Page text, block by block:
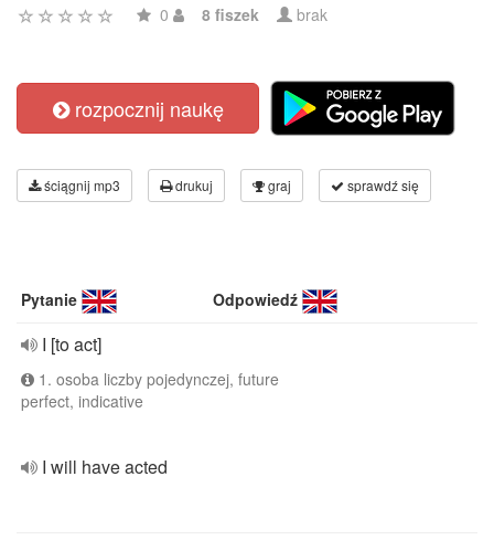
0 8 fiszek brak
rozpocznij naukę
ściągnij mp3 drukuj graj sprawdź się
Pytanie Odpowiedź
I [to act]
1. osoba liczby pojedynczej, future
perfect, indicative
I will have acted